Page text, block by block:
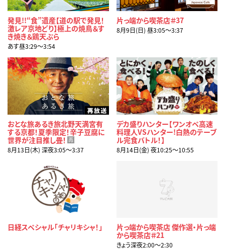
発見!!“食”遺産【道の駅で発見！
激レア京地どり】極上の焼鳥＆す
き焼き＆鶏天ぷら
あす昼3:29〜3:54
片っ端から喫茶店＃37
8月9日(日) 昼3:05〜3:37
おとな旅あるき旅北野天満宮有
する京都！夏季限定！辛子豆腐に
世界が注目推し畳！ 再
8月13日(木) 深夜3:05〜3:37
デカ盛りハンター【ワンオペ高速
料理人VSハンター!白熱のテーブ
ル完食バトル！】
8月14日(金) 夜10:25〜10:55
日経スペシャル「チャリキシャ！」
片っ端から喫茶店 傑作選・片っ端
から喫茶店＃21
きょう深夜2:00〜2:30